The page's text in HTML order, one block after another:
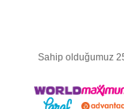
Sahip olduğumuz